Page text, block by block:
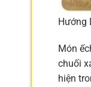
Hướng
Món
chuối
hiện